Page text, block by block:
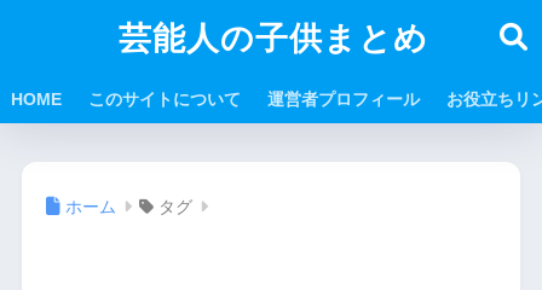
芸能人の子供まとめ
HOME このサイトについて 運営者プロフィール お役立ちリ
ホーム タグ